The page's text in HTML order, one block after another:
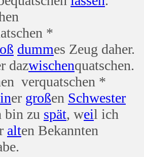
*
dummes Zeug daher.
dazwischenquatschen.
verquatschen *
er großen Schwester
bin zu spät, weil ich
alten Bekannten